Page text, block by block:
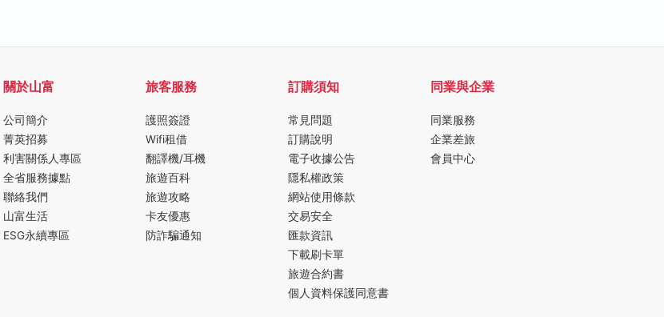
關於山富
公司簡介
菁英招募
利害關係人專區
全省服務據點
聯絡我們
山富生活
ESG永續專區
旅客服務
護照簽證
Wifi租借
翻譯機/耳機
旅遊百科
旅遊攻略
卡友優惠
防詐騙通知
訂購須知
常見問題
訂購說明
電子收據公告
隱私權政策
網站使用條款
交易安全
匯款資訊
下載刷卡單
旅遊合約書
個人資料保護同意書
同業與企業
同業服務
企業差旅
會員中心